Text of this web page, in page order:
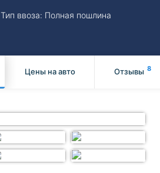
Тип ввоза: Полная пошлина
Цены на авто Отзывы 8